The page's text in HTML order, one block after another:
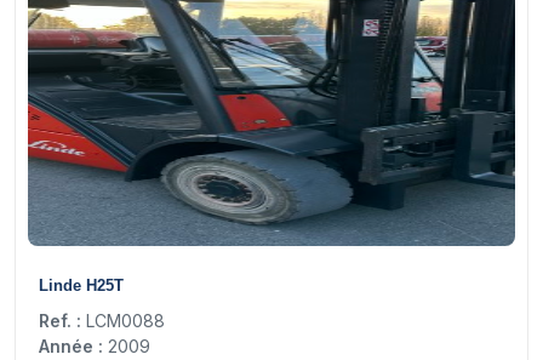
Linde H25T
Ref. : LCM0088
Année : 2009